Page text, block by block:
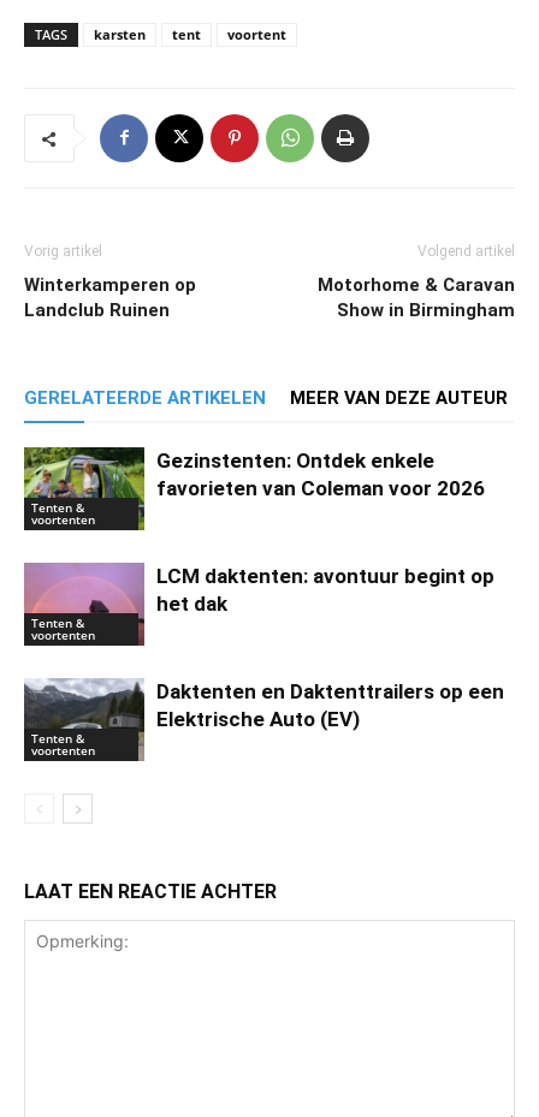
TAGS karsten tent voortent
Vorig artikel
Winterkamperen op
Landclub Ruinen
Volgend artikel
Motorhome & Caravan
Show in Birmingham
GERELATEERDE ARTIKELEN MEER VAN DEZE AUTEUR
Tenten &
voortenten
Gezinstenten: Ontdek enkele
favorieten van Coleman voor 2026
Tenten &
voortenten
LCM daktenten: avontuur begint op
het dak
Tenten &
voortenten
Daktenten en Daktenttrailers op een
Elektrische Auto (EV)
LAAT EEN REACTIE ACHTER